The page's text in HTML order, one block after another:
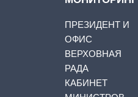
ПРЕЗИДЕНТ И
ОФИС
ВЕРХОВНАЯ
РАДА
КАБИНЕТ